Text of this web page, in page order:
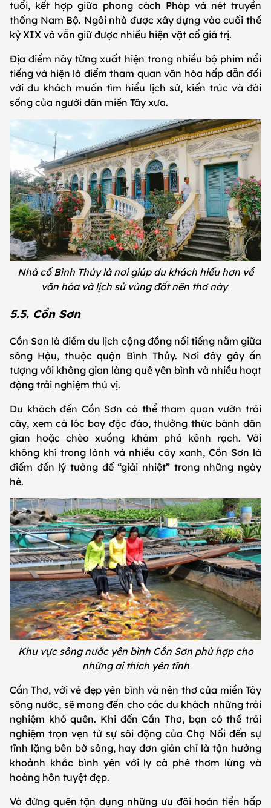
tuổi, kết hợp giữa phong cách Pháp và nét truyền
thống Nam Bộ. Ngôi nhà được xây dựng vào cuối thế
kỷ XIX và vẫn giữ được nhiều hiện vật cổ giá trị.
Địa điểm này từng xuất hiện trong nhiều bộ phim nổi
tiếng và hiện là điểm tham quan văn hóa hấp dẫn đối
với du khách muốn tìm hiểu lịch sử, kiến trúc và đời
sống của người dân miền Tây xưa.
Nhà cổ Bình Thủy là nơi giúp du khách hiểu hơn về
văn hóa và lịch sử vùng đất nên thơ này
5.5. Cồn Sơn
Cồn Sơn là điểm du lịch cộng đồng nổi tiếng nằm giữa
sông Hậu, thuộc quận Bình Thủy. Nơi đây gây ấn
tượng với không gian làng quê yên bình và nhiều hoạt
động trải nghiệm thú vị.
Du khách đến Cồn Sơn có thể tham quan vườn trái
cây, xem cá lóc bay độc đáo, thưởng thức bánh dân
gian hoặc chèo xuồng khám phá kênh rạch. Với
không khí trong lành và nhiều cây xanh, Cồn Sơn là
điểm đến lý tưởng để “giải nhiệt” trong những ngày
hè.
Khu vực sông nước yên bình Cồn Sơn phù hợp cho
những ai thích yên tĩnh
Cần Thơ, với vẻ đẹp yên bình và nên thơ của miền Tây
sông nước, sẽ mang đến cho các du khách những trải
nghiệm khó quên. Khi đến Cần Thơ, bạn có thể trải
nghiệm trọn vẹn từ sự sôi động của Chợ Nổi đến sự
tĩnh lặng bên bờ sông, hay đơn giản chỉ là tận hưởng
khoảnh khắc bình yên với ly cà phê thơm lừng và
hoàng hôn tuyệt đẹp.
Và đừng quên tận dụng những ưu đãi hoàn tiền hấp